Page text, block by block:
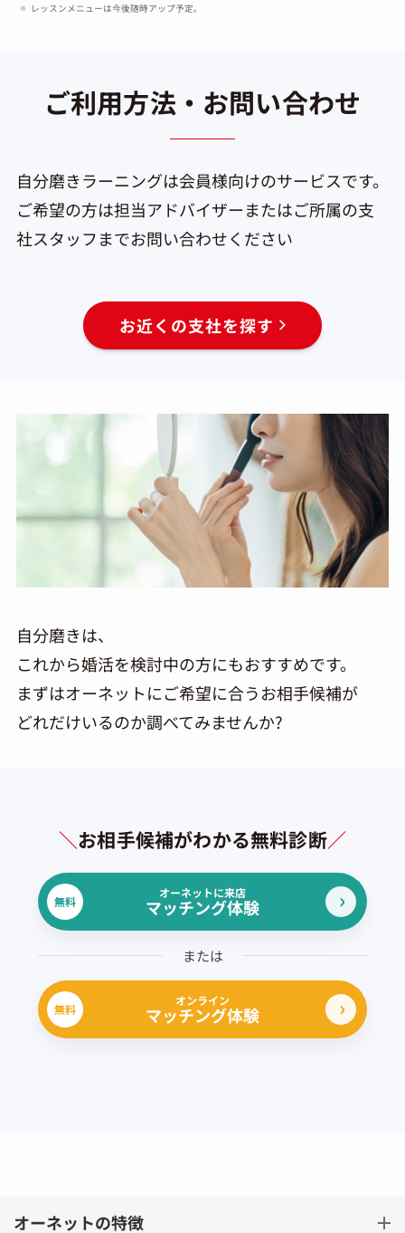
レッスンメニューは今後随時アップ予定。
ご利用方法・お問い合わせ
自分磨きラーニングは会員様向けのサービスです。
ご希望の方は担当アドバイザーまたはご所属の支
社スタッフまでお問い合わせください
お近くの支社を探す
自分磨きは、
これから婚活を検討中の方にもおすすめです。
まずはオーネットにご希望に合うお相手候補が
どれだけいるのか調べてみませんか?
＼お相手候補がわかる無料診断／
無料
オーネットに来店
マッチング体験
または
無料
オンライン
マッチング体験
オーネットの特徴